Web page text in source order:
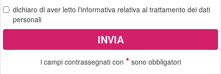
dichiaro di aver letto l'informativa relativa al trattamento dei dati
personali
i campi contrassegnati con *sono obbligatori